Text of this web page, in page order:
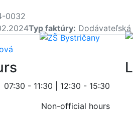
0032
Typ faktúry: Dodávateľská
07:30 - 11:30 | 12:30 - 15:30
Non-official hours